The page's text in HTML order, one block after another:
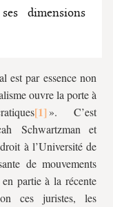
dimensions
est par essence non
ouvre la porte à
». C’est
Schwartzman et
à l’Université de
de mouvements
partie à la récente
ces juristes, les